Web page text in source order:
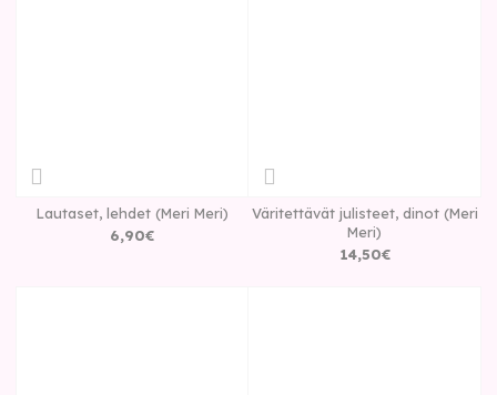
Lautaset, lehdet (Meri Meri)
6,90€
Väritettävät julisteet, dinot (Meri
Meri)
14,50€